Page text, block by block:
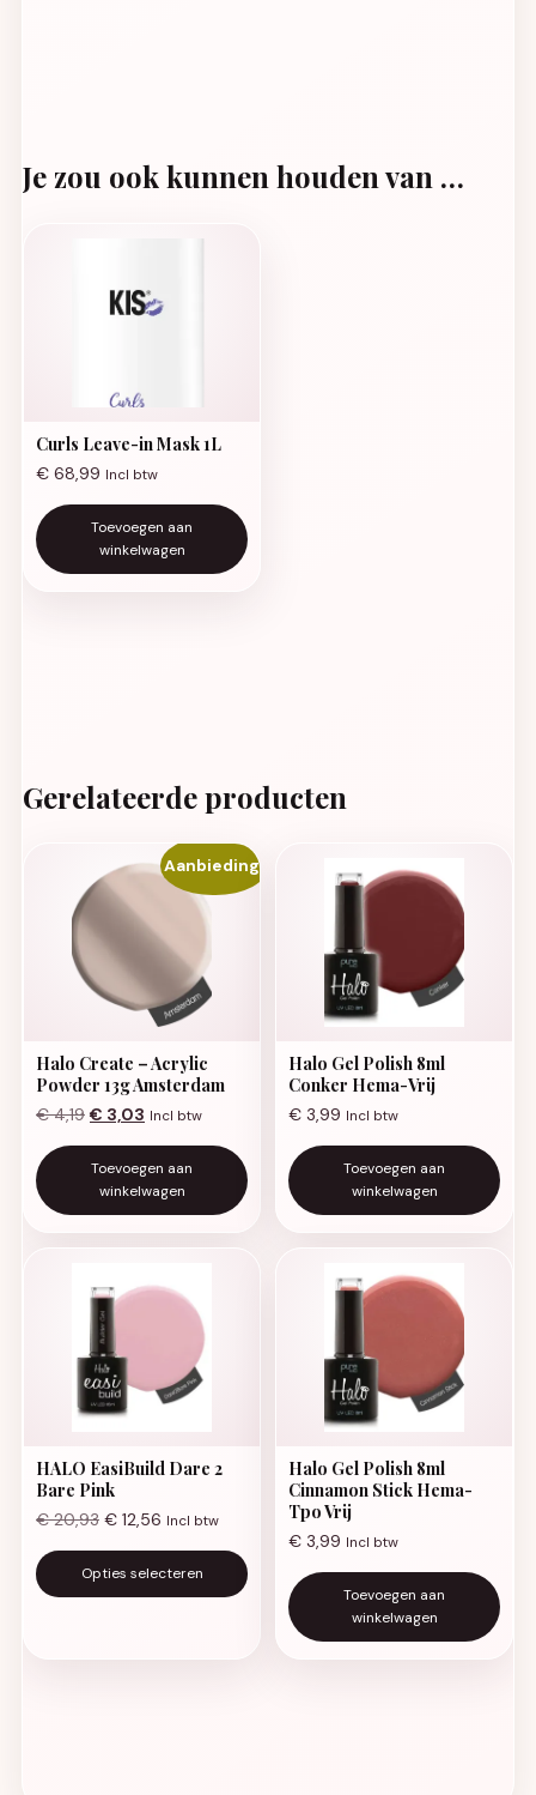
Je zou ook kunnen houden van …
Curls Leave-in Mask 1L
€ 68,99 Incl btw
Toevoegen aan
winkelwagen
Gerelateerde producten
Aanbieding!
Halo Create – Acrylic
Powder 13g Amsterdam
€4,19 Oorspronkelijke prijs was: € 4,19.
€ 3,03 Huidige prijs is: € 3,03.
Incl btw
Toevoegen aan
winkelwagen
Halo Gel Polish 8ml
Conker Hema-Vrij
€ 3,99 Incl btw
Toevoegen aan
winkelwagen
HALO EasiBuild Dare 2
Bare Pink
€20,93 € 12,56 Incl btw
Opties selecteren
Dit product heeft meerdere
Halo Gel Polish 8ml
Cinnamon Stick Hema-
Tpo Vrij
€ 3,99 Incl btw
Toevoegen aan
winkelwagen